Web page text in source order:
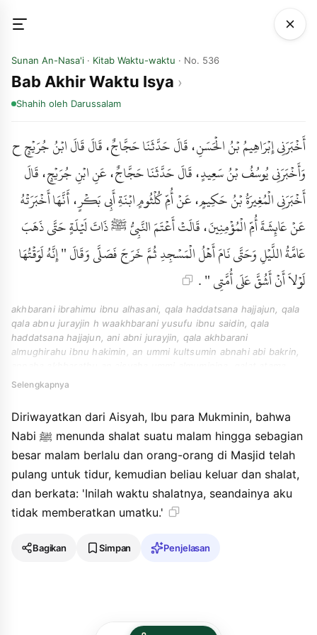
Sunan An-Nasa'i · Kitab Waktu-waktu · No. 536
Bab Akhir Waktu Isya
Shahih oleh Darussalam
أَخْبَرَنِي إِبْرَاهِيمُ بْنُ الْحَسَنِ، قَالَ حَدَّثَنَا حَجَّاجٌ، قَالَ قَالَ ابْنُ جُرَيْجٍ ح
وَأَخْبَرَنِي يُوسُفُ بْنُ سَعِيدٍ، قَالَ حَدَّثَنَا حَجَّاجٌ، عَنِ ابْنِ جُرَيْجٍ، قَالَ
أَخْبَرَنِي الْمُغِيرَةُ بْنُ حَكِيمٍ، عَنْ أُمِّ كُلْثُومٍ ابْنَةِ أَبِي بَكْرٍ، أَنَّهَا أَخْبَرَتْهُ
عَنْ عَائِشَةَ أُمِّ الْمُؤْمِنِينَ، قَالَتْ أَعْتَمَ النَّبِيُّ ﷺ ذَاتَ لَيْلَةٍ حَتَّى ذَهَبَ
عَامَّةُ اللَّيْلِ وَحَتَّى نَامَ أَهْلُ الْمَسْجِدِ ثُمَّ خَرَجَ فَصَلَّى وَقَالَ " إِنَّهُ لَوَقْتُهَا
لَوْلاَ أَنْ أَشُقَّ عَلَى أُمَّتِي " .
akhbarani ibrahimu ibnu alhasani, qala haddatsana hajjajun, qala
qala abnu jurayjin h waakhbarani yusufu ibnu saidin, qala
haddatsana hajjajun, ani abni jurayjin, qala akhbarani
almughirahu ibnu hakimin, an ummi kultsumin abnahi abi bakrin,
annabiyyu dzata laylahin hatta dzahaba ammahu allayli wahatta
Selengkapnya
Diriwayatkan dari Aisyah, Ibu para Mukminin, bahwa
Nabi ﷺ menunda shalat suatu malam hingga sebagian
besar malam berlalu dan orang-orang di Masjid telah
pulang untuk tidur, kemudian beliau keluar dan shalat,
dan berkata: 'Inilah waktu shalatnya, seandainya aku
tidak memberatkan umatku.'
Bagikan Simpan Penjelasan